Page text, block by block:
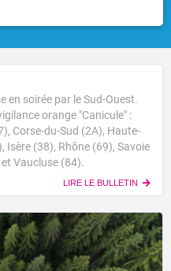
en soirée par le Sud-Ouest.
orange "Canicule" :
Corse-du-Sud (2A), Haute-
Isère (38), Rhône (69), Savoie
Vaucluse (84).
LIRE LE BULLETIN